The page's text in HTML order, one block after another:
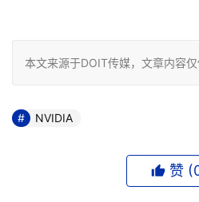
本文来源于DOIT传媒，文章内容仅
NVIDIA
赞 (